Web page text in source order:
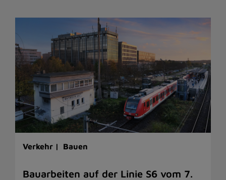
Verkehr | Bauen
Bauarbeiten auf der Linie S6 vom 7.